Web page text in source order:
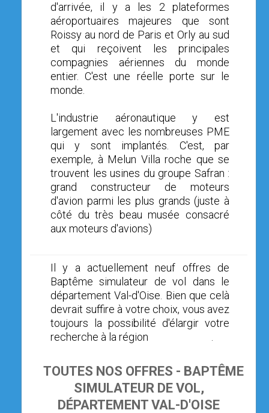
d'arrivée, il y a les 2 plateformes
aéroportuaires majeures que sont
Roissy au nord de Paris et Orly au sud
et qui reçoivent les principales
compagnies aériennes du monde
entier. C'est une réelle porte sur le
monde.
L'industrie aéronautique y est
largement avec les nombreuses PME
qui y sont implantés. C'est, par
exemple, à Melun Villa roche que se
trouvent les usines du groupe Safran :
grand constructeur de moteurs
d'avion parmi les plus grands (juste à
côté du très beau musée consacré
aux moteurs d'avions)
Il y a actuellement neuf offres de
Baptême simulateur de vol dans le
département Val-d'Oise. Bien que celà
devrait suffire à votre choix, vous avez
toujours la possibilité d'élargir votre
recherche à la région
TOUTES NOS OFFRES - BAPTÊME
SIMULATEUR DE VOL,
DÉPARTEMENT VAL-D'OISE